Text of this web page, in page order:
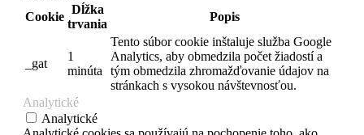
Cookie
Dĺžka
trvania
Popis
_gat
1
minúta
Tento súbor cookie inštaluje služba Google
Analytics, aby obmedzila počet žiadostí a
tým obmedzila zhromažďovanie údajov na
stránkach s vysokou návštevnosťou.
Analytické
Analytické